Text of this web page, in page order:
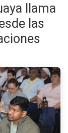
llama
las